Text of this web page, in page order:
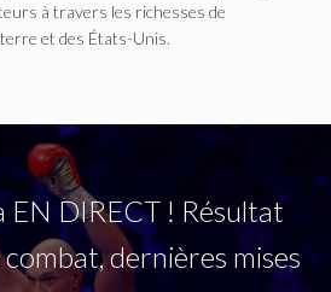
à travers les richesses de
et des États-Unis.
​​EN DIRECT ! Résultat
dernières mises